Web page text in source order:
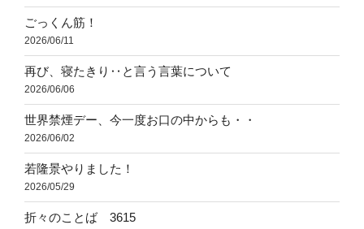
ごっくん筋！
2026/06/11
再び、寝たきり‥と言う言葉について
2026/06/06
世界禁煙デー、今一度お口の中からも・・
2026/06/02
若隆景やりました！
2026/05/29
折々のことば 3615